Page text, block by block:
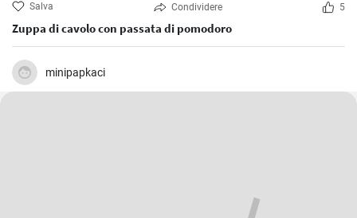
Salva Condividere 5
Zuppa di cavolo con passata di pomodoro
minipapkaci